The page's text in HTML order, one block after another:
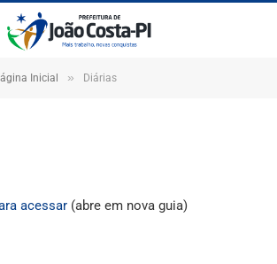
Inicial » Diárias
acessar (abre em nova guia)